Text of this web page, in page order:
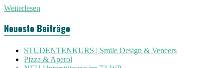
Weiterlesen
Neueste Beiträge
STUDENTENKURS | Smile Design & Veneers
Pizza & Aperol